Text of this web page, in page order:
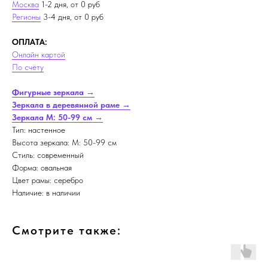
Москва 1-2 дня, от 0 руб
Регионы 3-4 дня, от 0 руб
ОПЛАТА:
Онлайн картой
По счёту
Фигурные зеркала →
Зеркала в деревянной раме →
Зеркала M: 50-99 см →
Тип: настенное
Высота зеркала: M: 50-99 см
Стиль: современный
Форма: овальная
Цвет рамы: серебро
Наличие: в наличии
Смотрите также: